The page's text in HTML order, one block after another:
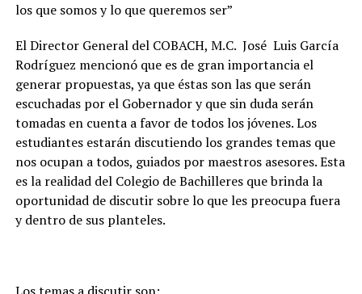
los que somos y lo que queremos ser”
El Director General del COBACH, M.C. José Luis García
Rodríguez mencionó que es de gran importancia el
generar propuestas, ya que éstas son las que serán
escuchadas por el Gobernador y que sin duda serán
tomadas en cuenta a favor de todos los jóvenes. Los
estudiantes estarán discutiendo los grandes temas que
nos ocupan a todos, guiados por maestros asesores. Esta
es la realidad del Colegio de Bachilleres que brinda la
oportunidad de discutir sobre lo que les preocupa fuera
y dentro de sus planteles.